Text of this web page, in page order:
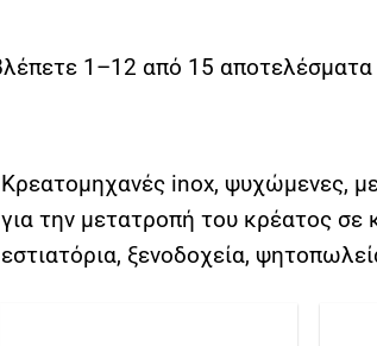
1–12 από 15 αποτελέσματα
Κρεατομηχανές inox, ψυχώμενες,
για την μετατροπή του κρέατος σε
εστιατόρια, ξενοδοχεία,